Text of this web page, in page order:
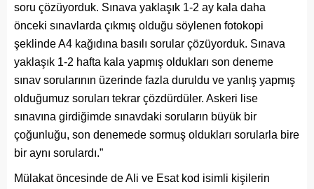
soru çözüyorduk. Sınava yaklaşık 1-2 ay kala daha
önceki sınavlarda çıkmış olduğu söylenen fotokopi
şeklinde A4 kağıdına basılı sorular çözüyorduk. Sınava
yaklaşık 1-2 hafta kala yapmış oldukları son deneme
sınav sorularının üzerinde fazla duruldu ve yanlış yapmış
olduğumuz soruları tekrar çözdürdüler. Askeri lise
sınavına girdiğimde sınavdaki soruların büyük bir
çoğunluğu, son denemede sormuş oldukları sorularla bire
bir aynı sorulardı.”
Mülakat öncesinde de Ali ve Esat kod isimli kişilerin